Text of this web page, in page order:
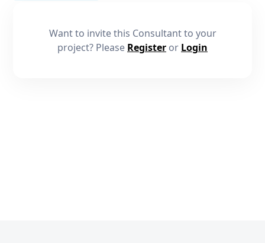
Want to invite this Consultant to your
project? Please Register or Login